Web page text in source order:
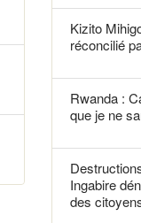
Kizito
réconcilié
Rwanda :
que je ne
Ingabire
des